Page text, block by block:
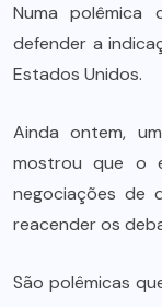
Numa
defender a
Estados Unidos.
Ainda ontem,
mostrou que o
negociações de
reacender os
São polêmicas